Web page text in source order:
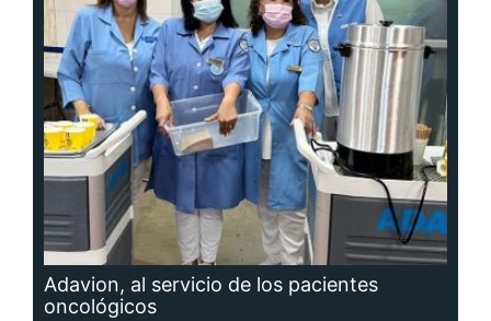
Adavion, al servicio de los pacientes
oncológicos